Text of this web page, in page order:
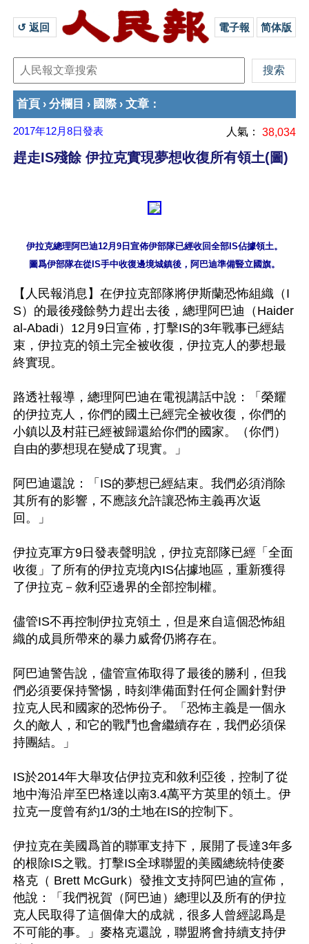
↺ 返回 電子報 简体版
首頁 › 分欄目 › 國際› 文章 ：
2017年12月8日發表 人氣： 38,034
趕走IS殘餘 伊拉克實現夢想收復所有領土(圖)
伊拉克總理阿巴迪12月9日宣佈伊部隊已經收回全部IS佔據領土。
【人民報消息】在伊拉克部隊將伊斯蘭恐怖組織（I
S）的最後殘餘勢力趕出去後，總理阿巴迪（Haider
al-Abadi）12月9日宣佈，打擊IS的3年戰事已經結
束，伊拉克的領土完全被收復，伊拉克人的夢想最
終實現。
路透社報導，總理阿巴迪在電視講話中說：「榮耀
的伊拉克人，你們的國土已經完全被收復，你們的
小鎮以及村莊已經被歸還給你們的國家。（你們）
自由的夢想現在變成了現實。」
阿巴迪還說：「IS的夢想已經結束。我們必須消除
其所有的影響，不應該允許讓恐怖主義再次返
回。」
伊拉克軍方9日發表聲明說，伊拉克部隊已經「全面
收復」了所有的伊拉克境內IS佔據地區，重新獲得
了伊拉克－敘利亞邊界的全部控制權。
儘管IS不再控制伊拉克領土，但是來自這個恐怖組
織的成員所帶來的暴力威脅仍將存在。
阿巴迪警告說，儘管宣佈取得了最後的勝利，但我
們必須要保持警惕，時刻準備面對任何企圖針對伊
拉克人民和國家的恐怖份子。「恐怖主義是一個永
久的敵人，和它的戰鬥也會繼續存在，我們必須保
持團結。」
IS於2014年大舉攻佔伊拉克和敘利亞後，控制了從
地中海沿岸至巴格達以南3.4萬平方英里的領土。伊
拉克一度曾有約1/3的土地在IS的控制下。
伊拉克在美國爲首的聯軍支持下，展開了長達3年多
的根除IS之戰。打擊IS全球聯盟的美國總統特使麥
格克（ Brett McGurk）發推文支持阿巴迪的宣佈，
他說：「我們祝賀（阿巴迪）總理以及所有的伊拉
克人民取得了這個偉大的成就，很多人曾經認爲是
不可能的事。」麥格克還說，聯盟將會持續支持伊